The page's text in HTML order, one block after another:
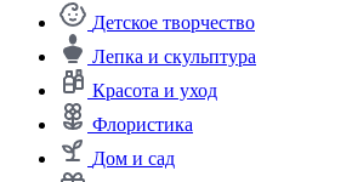
Детское творчество
Лепка и скульптура
Красота и уход
Флористика
Дом и сад